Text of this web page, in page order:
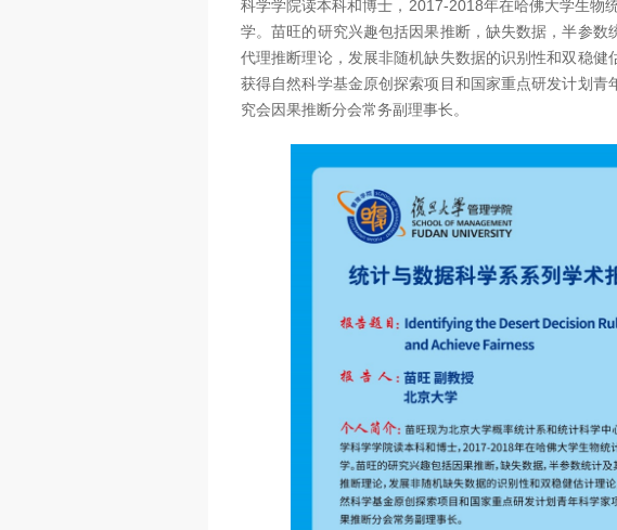
科学学院读本科和博士，2017-2018年在哈佛大学生物
学。苗旺的研究兴趣包括因果推断，缺失数据，半参数
代理推断理论，发展非随机缺失数据的识别性和双稳健
获得自然科学基金原创探索项目和国家重点研发计划
究会因果推断分会常务副理事长。